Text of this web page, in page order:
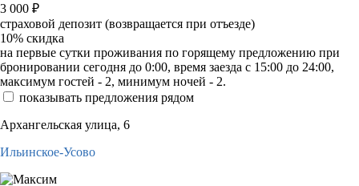
3 000 ₽
страховой депозит (возвращается при отъезде)
10% скидка
на первые сутки проживания по горящему предложению при
бронировании сегодня до 0:00, время заезда с 15:00 до 24:00,
максимум гостей - 2, минимум ночей - 2.
показывать предложения рядом
Архангельская улица, 6
Ильинское-Усово